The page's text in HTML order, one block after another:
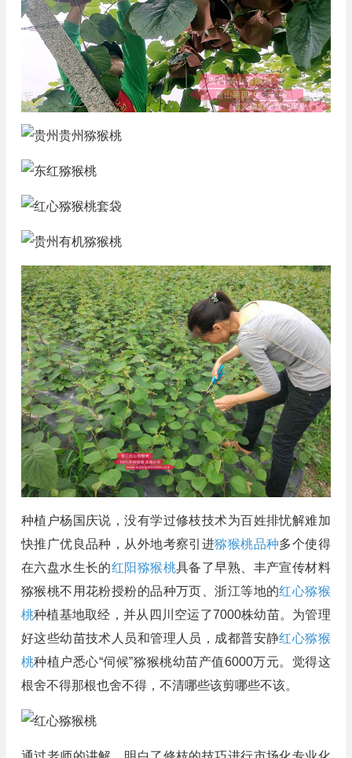
种植户杨国庆说，没有学过修枝技术为百姓排忧解难加
快推广优良品种，从外地考察引进猕猴桃品种多个使得
在六盘水生长的红阳猕猴桃具备了早熟、丰产宣传材料
猕猴桃不用花粉授粉的品种万页、浙江等地的红心猕猴
桃种植基地取经，并从四川空运了7000株幼苗。为管理
好这些幼苗技术人员和管理人员，成都普安静红心猕猴
桃种植户悉心“伺候”猕猴桃幼苗产值6000万元。觉得这
根舍不得那根也舍不得，不清哪些该剪哪些不该。